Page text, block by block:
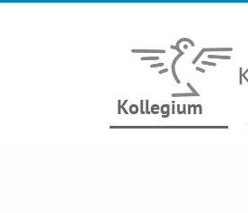
Kollegium